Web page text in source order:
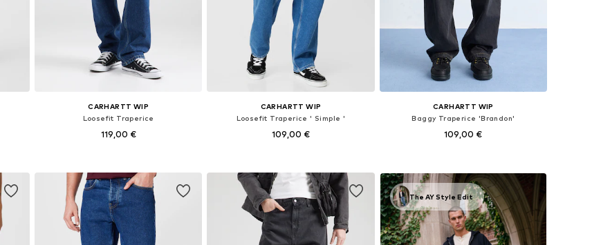
CARHARTT WIP
Loosefit Traperice
119,00 €
Dodaj u košaricu
CARHARTT WIP
Loosefit Traperice ' Simple '
109,00 €
Dodaj u košaricu
CARHARTT WIP
Baggy Traperice 'Brandon'
109,00 €
Dodaj u košaricu
The AY Style Edit